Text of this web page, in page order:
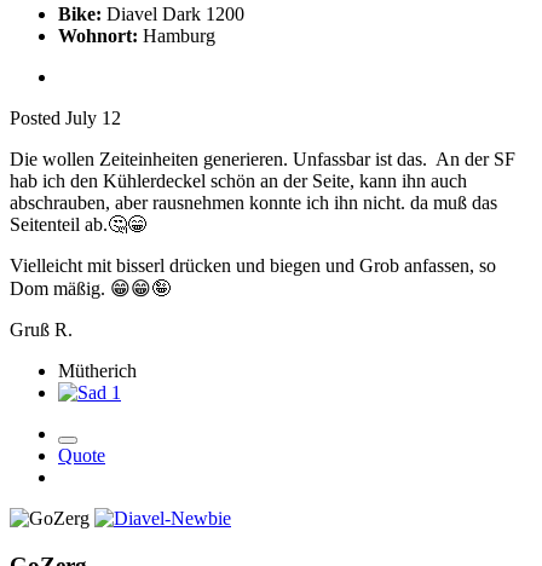
Bike: Diavel Dark 1200
Wohnort: Hamburg
Posted July 12
Die wollen Zeiteinheiten generieren. Unfassbar ist das. An der SF
hab ich den Kühlerdeckel schön an der Seite, kann ihn auch
abschrauben, aber rausnehmen konnte ich ihn nicht. da muß das
Seitenteil ab.🤔😁
Vielleicht mit bisserl drücken und biegen und Grob anfassen, so
Dom mäßig. 😁😁🤪
Gruß R.
Mütherich
1
Quote